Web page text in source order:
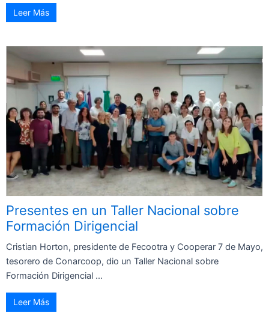
Leer Más
Presentes en un Taller Nacional sobre
Formación Dirigencial
Cristian Horton, presidente de Fecootra y Cooperar 7 de Mayo,
tesorero de Conarcoop, dio un Taller Nacional sobre
Formación Dirigencial ...
Leer Más